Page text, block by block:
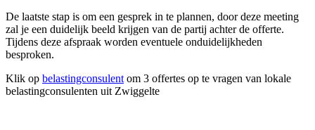
De laatste stap is om een gesprek in te plannen, door deze meeting
zal je een duidelijk beeld krijgen van de partij achter de offerte.
Tijdens deze afspraak worden eventuele onduidelijkheden
besproken.
Klik op belastingconsulent om 3 offertes op te vragen van lokale
belastingconsulenten uit Zwiggelte